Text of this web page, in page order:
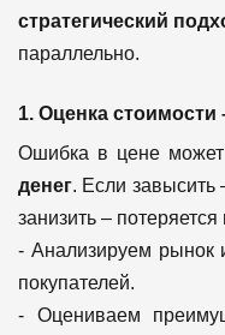
стратегический
параллельно.
1. Оценка стоимости
Ошибка в цене может
денег. Если завысить
занизить –
- Анализируем рынок
покупателей.
- Оцениваем